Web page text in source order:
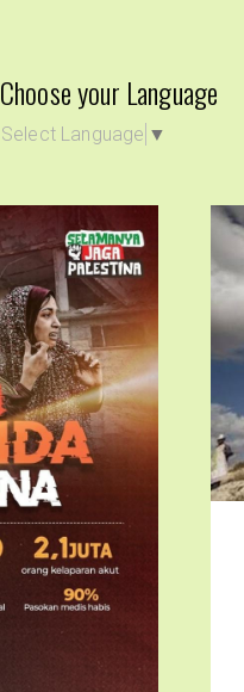
Choose your Language
Select Language ▼